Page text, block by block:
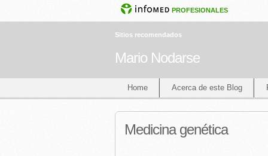
PROFESIONALES
Sitios recomendados
Mario Nodarse
Home Acerca de este Blog
Medicina genética